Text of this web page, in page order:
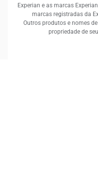
Experian e as marcas
marcas registradas da
Outros produtos e nomes
propriedade de